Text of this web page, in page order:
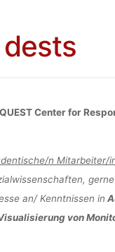
dests
Stellenangebot:
Center for
n Mitarbeiter/
an/ Kennt­nis­sen in
von